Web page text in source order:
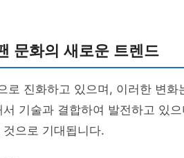
문화의 새로운 트렌드
로 진화하고 있으며, 이러한 변화
기술과 결합하여 발전하고 있
으로 기대됩니다.